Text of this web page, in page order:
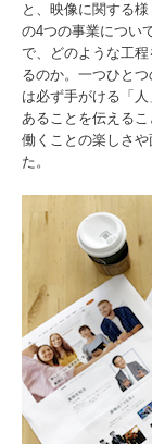
と、映像に関する
の4つの事業につい
で、どのような工
るのか。一つひと
は必ず手がける「
あることを伝える
働くことの楽しさ
た。